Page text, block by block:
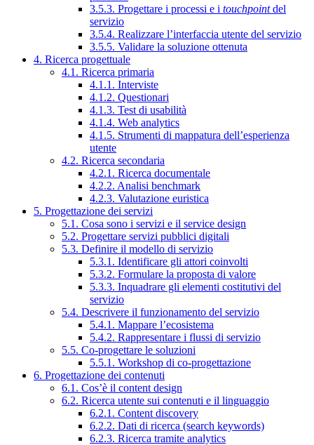
3.5.3. Progettare i processi e i touchpointdel
servizio
3.5.4. Realizzare l’interfaccia utente del servizio
3.5.5. Validare la soluzione ottenuta
4. Ricerca progettuale
4.1. Ricerca primaria
4.1.1. Interviste
4.1.2. Questionari
4.1.3. Test di usabilità
4.1.4. Web analytics
4.1.5. Strumenti di mappatura dell’esperienza
utente
4.2. Ricerca secondaria
4.2.1. Ricerca documentale
4.2.2. Analisi benchmark
4.2.3. Valutazione euristica
5. Progettazione dei servizi
5.1. Cosa sono i servizi e il service design
5.2. Progettare servizi pubblici digitali
5.3. Definire il modello di servizio
5.3.1. Identificare gli attori coinvolti
5.3.2. Formulare la proposta di valore
5.3.3. Inquadrare gli elementi costitutivi del
servizio
5.4. Descrivere il funzionamento del servizio
5.4.1. Mappare l’ecosistema
5.4.2. Rappresentare i flussi di servizio
5.5. Co-progettare le soluzioni
5.5.1. Workshop di co-progettazione
6. Progettazione dei contenuti
6.1. Cos’è il content design
6.2. Ricerca utente sui contenuti e il linguaggio
6.2.1. Content discovery
6.2.2. Dati di ricerca (search keywords)
6.2.3. Ricerca tramite analytics